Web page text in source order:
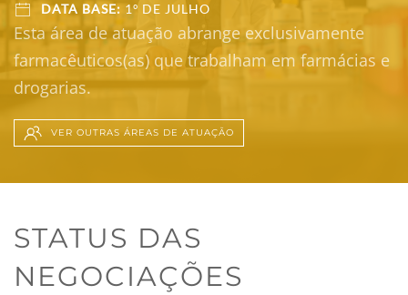
DATA BASE: 1º DE JULHO
Esta área de atuação abrange exclusivamente
farmacêuticos(as) que trabalham em farmácias e
drogarias.
VER OUTRAS ÁREAS DE ATUAÇÃO
STATUS DAS
NEGOCIAÇÕES